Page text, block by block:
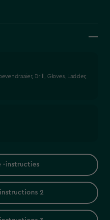
Drill, Gloves, Ladder,
-instructies
2